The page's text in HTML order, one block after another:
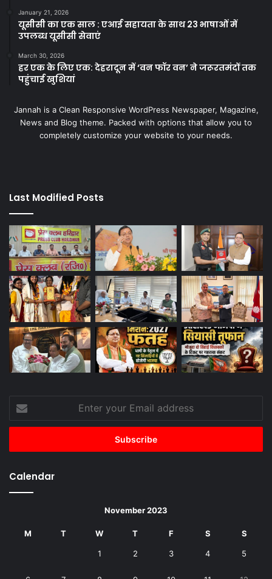
January 21, 2026
यूसीसी का एक साल : एआई सहायता के साथ 23 भाषाओं में
उपलब्ध यूसीसी सेवाएं
March 30, 2026
हर एक के लिए एक: देहरादून में ‘वन फॉर वन’ ने जरूरतमंदों तक
पहुंचाई खुशियां
Jannah is a Clean Responsive WordPress Newspaper, Magazine,
News and Blog theme. Packed with options that allow you to
completely customize your website to your needs.
Last Modified Posts
Enter
your
Email
Calendar
November 2023
M T W T F S S
1 2 3 4 5